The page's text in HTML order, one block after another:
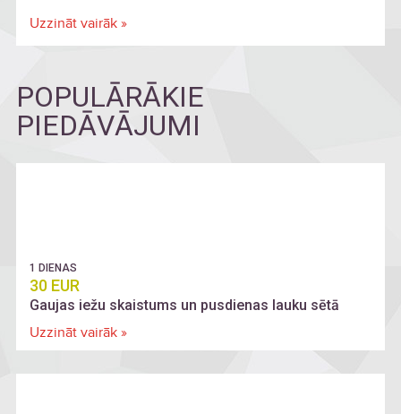
un aktivitātēm dabā un vēsturiskā kultūrvidē.
Uzzināt vairāk »
POPULĀRĀKIE
PIEDĀVĀJUMI
1 DIENAS
30 EUR
Gaujas iežu skaistums un pusdienas lauku sētā
Uzzināt vairāk »